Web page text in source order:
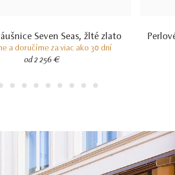
Seven Seas, žlté zlato
a doručíme za viac ako 30 dní
od 2 256 €
2 3 4 5 6 7 8 9 10